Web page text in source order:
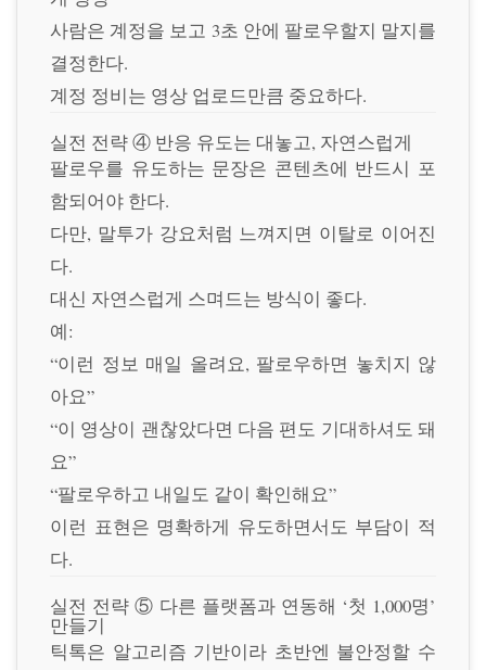
사람은 계정을 보고 3초 안에 팔로우할지 말지를
결정한다.
계정 정비는 영상 업로드만큼 중요하다.
실전 전략 ④ 반응 유도는 대놓고, 자연스럽게
팔로우를 유도하는 문장은 콘텐츠에 반드시 포
함되어야 한다.
다만, 말투가 강요처럼 느껴지면 이탈로 이어진
다.
대신 자연스럽게 스며드는 방식이 좋다.
예:
“이런 정보 매일 올려요, 팔로우하면 놓치지 않
아요”
“이 영상이 괜찮았다면 다음 편도 기대하셔도 돼
요”
“팔로우하고 내일도 같이 확인해요”
이런 표현은 명확하게 유도하면서도 부담이 적
다.
실전 전략 ⑤ 다른 플랫폼과 연동해 ‘첫 1,000명’
만들기
틱톡은 알고리즘 기반이라 초반엔 불안정할 수